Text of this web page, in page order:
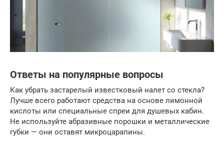
Ответы на популярные вопросы
Как убрать застарелый известковый налет со стекла?
Лучше всего работают средства на основе лимонной
кислоты или специальные спреи для душевых кабин.
Не используйте абразивные порошки и металлические
губки — они оставят микроцарапины.